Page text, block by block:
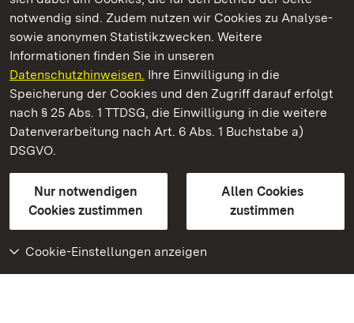
notwendig sind. Zudem nutzen wir Cookies zu Analyse-
sowie anonymen Statistikzwecken. Weitere
Informationen finden Sie in unseren
Datenschutzhinweisen. Ihre Einwilligung in die
Speicherung der Cookies und den Zugriff darauf erfolgt
nach § 25 Abs. 1 TTDSG, die Einwilligung in die weitere
Datenverarbeitung nach Art. 6 Abs. 1 Buchstabe a)
DSGVO.
Nur notwendigen
Cookies zustimmen
Allen Cookies
zustimmen
Cookie-Einstellungen anzeigen
Kloster und Schloss Salem
Staatliche Schlösser und Gärten Baden-Württemberg
Kontakt
GebärdenspracheLeichte Sprache
Erklärung zur Barrierefreiheit
BITV-konform (geprüfte Seiten)
Weiteres